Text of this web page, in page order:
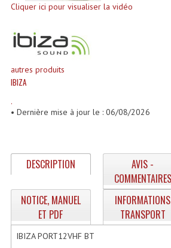
Enceintes Hifi
Haut-Parleurs Amplis
Moteurs Pavillons Pour
Tweeters Pour
Lecteurs Audio &
Cliquer ici pour visualiser la vidéo
autres produits
IBIZA
.
• Dernière mise à jour le : 06/08/2026
DESCRIPTION
AVIS -
COMMENTAIRES
NOTICE, MANUEL
ET PDF
INFORMATIONS
TRANSPORT
IBIZA PORT12VHF BT